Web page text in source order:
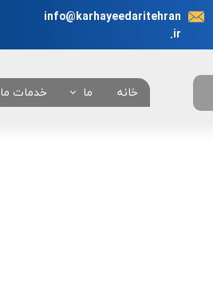
info@karhayeedaritehran
.ir
خانه ما خدمات ما